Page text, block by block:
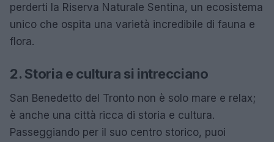
perderti la Riserva Naturale Sentina, un ecosistema
unico che ospita una varietà incredibile di fauna e
flora.
2. Storia e cultura si intrecciano
San Benedetto del Tronto non è solo mare e relax;
è anche una città ricca di storia e cultura.
Passeggiando per il suo centro storico, puoi